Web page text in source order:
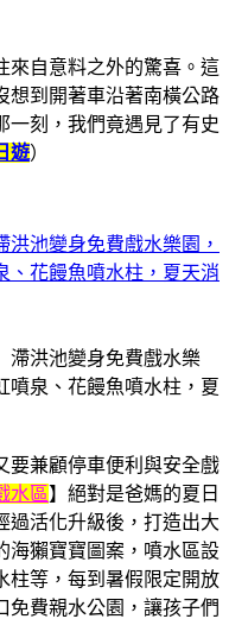
來自意料之外的驚喜。這
想到開著車沿著南橫公路
一刻，我們竟遇見了有史
遊）
池變身免費戲水樂園，
、花饅魚噴水柱，夏天消
要兼顧停車便利與安全戲
水區】絕對是爸媽的夏日
過活化升級後，打造出大
海獺寶寶圖案，噴水區設
柱等，每到暑假限定開放
免費親水公園，讓孩子們